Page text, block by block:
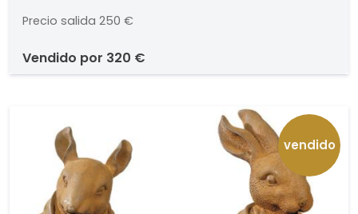
Precio salida 250 €
vendido por 320 €
vendido